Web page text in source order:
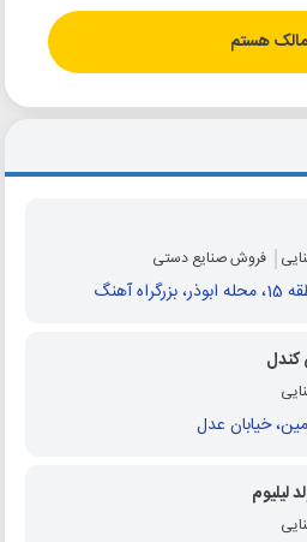
مالک هستم
فروش صنایع دستی
آهنگ
کندل
خیابان عدل